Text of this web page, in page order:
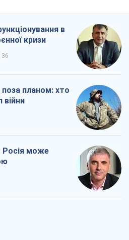
в
кризи
36
поза планом: хто
війни
Росія може